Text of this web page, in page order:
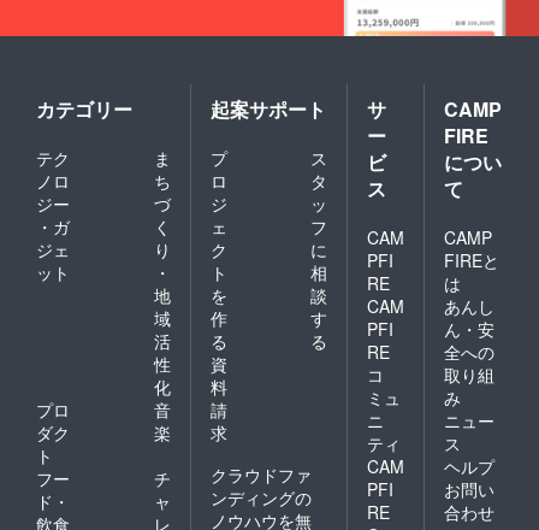
カテゴリー
テク
ノロ
ジー
・ガ
ジェ
ット
ま
ち
づ
く
り
・
地
域
活
性
化
プロ
ダク
ト
音
楽
フー
ド・
飲食
チ
ャ
レ
起案サポート
プ
ロ
ジ
ェ
ク
ト
を
作
る
ス
タ
ッ
フ
に
相
談
す
る
資
料
請
求
クラウドファ
ンディングの
ノウハウを無
サ
ー
ビ
ス
CAM
PFI
RE
CAM
PFI
RE
コ
ミュ
ニ
ティ
CAM
PFI
RE
CAMP
FIRE
につい
て
CAMP
FIREと
は
あんし
ん・安
全への
取り組
み
ニュー
ス
ヘルプ
お問い
合わせ